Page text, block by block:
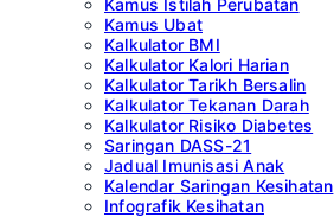
Kamus Istilah Perubatan
Kamus Ubat
Kalkulator BMI
Kalkulator Kalori Harian
Kalkulator Tarikh Bersalin
Kalkulator Tekanan Darah
Kalkulator Risiko Diabetes
Saringan DASS-21
Jadual Imunisasi Anak
Kalendar Saringan Kesihatan
Infografik Kesihatan